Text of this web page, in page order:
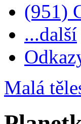
(951)
...další
Malá